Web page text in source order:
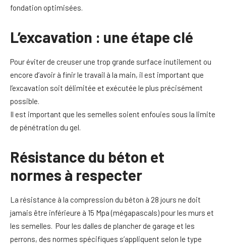
fondation optimisées.
L’excavation : une étape clé
Pour éviter de creuser une trop grande surface inutilement ou
encore d’avoir à finir le travail à la main, il est important que
l’excavation soit délimitée et exécutée le plus précisément
possible.
Il est important que les semelles soient enfouies sous la limite
de pénétration du gel.
Résistance du béton et
normes à respecter
La résistance à la compression du béton à 28 jours ne doit
jamais être inférieure à 15 Mpa (mégapascals) pour les murs et
les semelles. Pour les dalles de plancher de garage et les
perrons, des normes spécifiques s’appliquent selon le type